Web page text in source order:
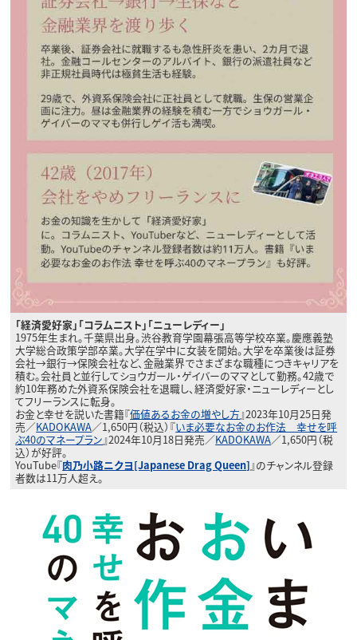
「経済愛好家」「コラムニスト」「ニューレディー」
1975年生まれ。千葉県出身。渋谷教育学園幕張高等学校卒業。慶應義塾
大学総合政策学部卒業。大学在学中に女装を開始。大学を卒業後は証券
会社→銀行→保険会社など、金融業界でさまざまな職種につきキャリアを
積む。会社員と並行してショウガール・ゲイバーのママとして勤務。42歳で
約10年務めた外資系保険会社を退職し、経済愛好家・ニューレディーとし
てフリーランスに転身。
お金と幸せを説いた書籍『価値あるお金の増やし方』2023年10月25日発
売／KADOKAWA／1,650円（税込）『いま必要なお金のお作法 幸せを呼
ぶ40のマネープラン 』2024年10月18日発売／KADOKAWA／1,650円（税
込）が好評。
YouTube『肉乃小路ニクヨ[Japanese Drag Queen] 』のチャンネル登録
者数は11万人超え。